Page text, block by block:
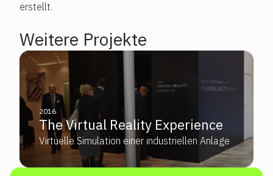
erstellt.
Weitere Projekte
2016
The Virtual Reality Experience
Virtuelle Simulation einer industriellen Anlage